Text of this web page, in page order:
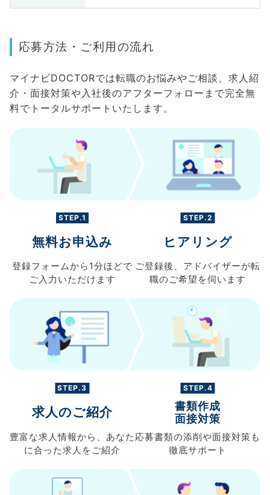
応募方法・ご利用の流れ
マイナビDOCTORでは転職のお悩みやご相談、求人紹
介・面接対策や入社後のアフターフォローまで完全無
料でトータルサポートいたします。
STEP.1
無料お申込み
登録フォームから 1分ほどで
ご入力 いただけます
STEP.2
ヒアリング
ご登録後、 アドバイザーが転
職のご希望を伺います
STEP.3
求人のご紹介
豊富な求人情報から、 あなた
に合った求人を ご紹介
STEP.4
書類作成
面接対策
応募書類の添削や面接対策も
徹底サポート